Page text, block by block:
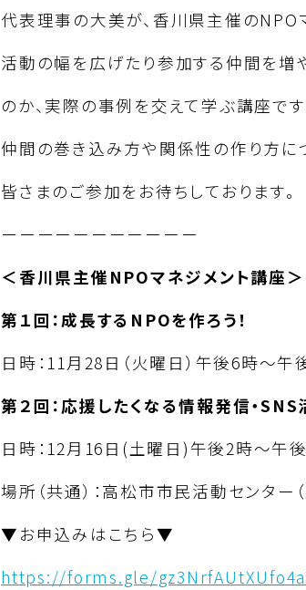
代表理事の大美が、香川県主催のNPO
活動の幅を広げたり参加する仲間を増
のか、実際の事例を交えて学ぶ講座です
仲間の巻き込み方や関係性の作り方に
皆さまのご参加をお待ちしております。
ーーーーーーーーーーー
＜香川県主催NPOマネジメント講座＞
第１回：成長するNPOを作ろう！
日時：11月28日（火曜日）午後6時～午
第２回：応援したくなる情報発信・
日時：12月16日(土曜日)午後2時～午
場所（共通）：高松市市民活動センター
▼お申込みはこちら▼
https://forms.gle/